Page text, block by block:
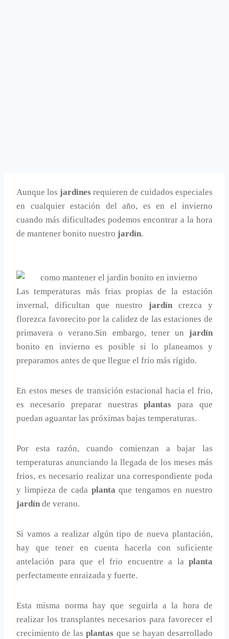
Aunque los jardines requieren de cuidados especiales
en cualquier estación del año, es en el invierno
cuando más dificultades podemos encontrar a la hora
de mantener bonito nuestro jardín.
Las temperaturas más frias propias de la estación
invernal, dificultan que nuestro jardín crezca y
florezca favorecito por la calidez de las estaciones de
primavera o verano.Sin embargo, tener un jardín
bonito en invierno es posible si lo planeamos y
preparamos antes de que llegue el frio más rígido.
En estos meses de transición estacional hacia el frio,
es necesario preparar nuestrasplantas para que
puedan aguantar las próximas bajas temperaturas.
Por esta razón, cuando comienzan a bajar las
temperaturas anunciando la llegada de los meses más
frios, es necesario realizar una correspondiente poda
y limpieza de cada planta que tengamos en nuestro
jardín de verano.
Si vamos a realizar algún tipo de nueva plantación,
hay que tener en cuenta hacerla con suficiente
antelación para que el frio encuentre a la planta
perfectamente enraizada y fuerte.
Esta misma norma hay que seguirla a la hora de
realizar los transplantes necesarios para favorecer el
crecimiento de lasplantas que se hayan desarrollado